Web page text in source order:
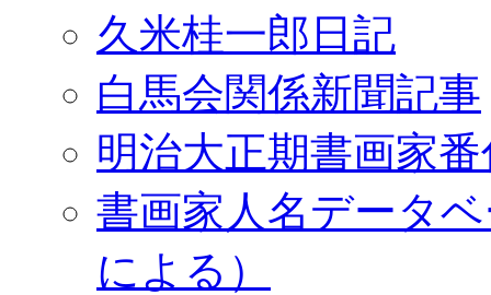
久米桂一郎日記
白馬会関係新聞記事
明治大正期書画家
書画家人名データ
による）